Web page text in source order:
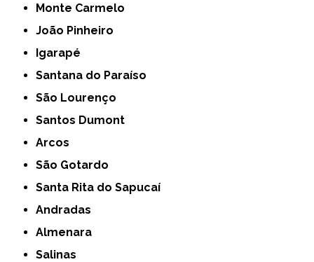
Monte Carmelo
João Pinheiro
Igarapé
Santana do Paraíso
São Lourenço
Santos Dumont
Arcos
São Gotardo
Santa Rita do Sapucaí
Andradas
Almenara
Salinas